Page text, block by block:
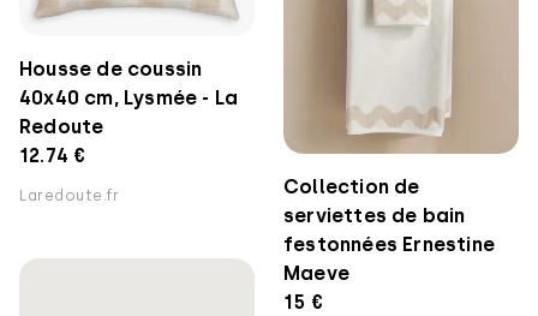
Housse de coussin
40x40 cm, Lysmée - La
Redoute
12.74 €
Laredoute.fr
Collection de
serviettes de bain
festonnées Ernestine
Maeve
15 €